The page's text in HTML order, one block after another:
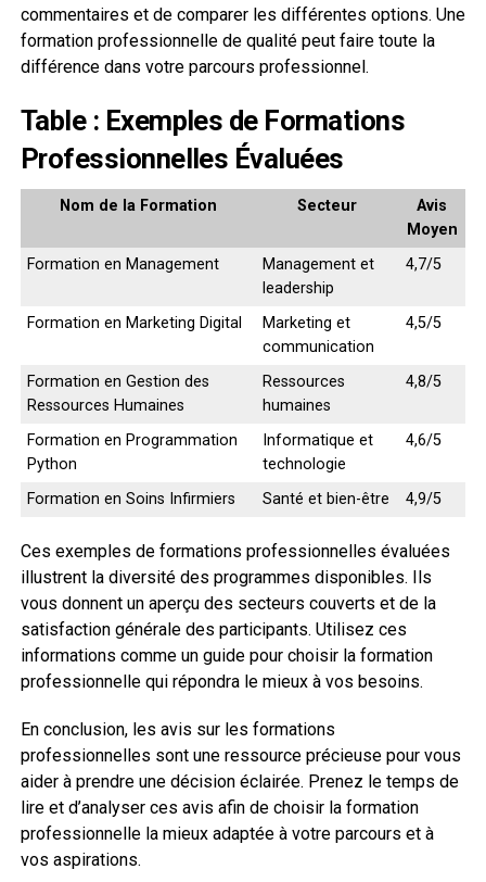
commentaires et de comparer les différentes options. Une
formation professionnelle de qualité peut faire toute la
différence dans votre parcours professionnel.
Table : Exemples de Formations
Professionnelles Évaluées
Nom de la Formation Secteur
Avis
Moyen
Formation en Management
Management et
leadership
4,7/5
Formation en Marketing Digital
Marketing et
communication
4,5/5
Formation en Gestion des
Ressources Humaines
Ressources
humaines
4,8/5
Formation en Programmation
Python
Informatique et
technologie
4,6/5
Formation en Soins Infirmiers Santé et bien-être 4,9/5
Ces exemples de formations professionnelles évaluées
illustrent la diversité des programmes disponibles. Ils
vous donnent un aperçu des secteurs couverts et de la
satisfaction générale des participants. Utilisez ces
informations comme un guide pour choisir la formation
professionnelle qui répondra le mieux à vos besoins.
En conclusion, les avis sur les formations
professionnelles sont une ressource précieuse pour vous
aider à prendre une décision éclairée. Prenez le temps de
lire et d’analyser ces avis afin de choisir la formation
professionnelle la mieux adaptée à votre parcours et à
vos aspirations.